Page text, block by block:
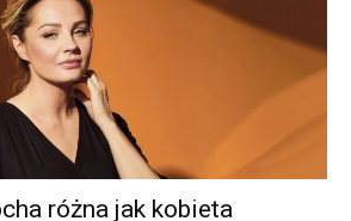
różna jak kobieta